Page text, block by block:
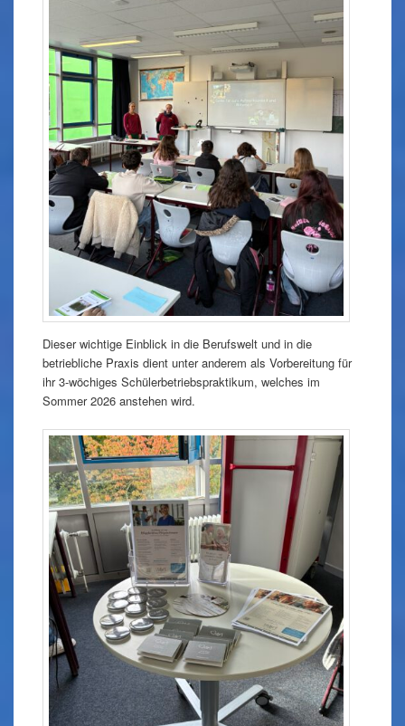
Dieser wichtige Einblick in die Berufswelt und in die
betriebliche Praxis dient unter anderem als Vorbereitung für
ihr 3-wöchiges Schülerbetriebspraktikum, welches im
Sommer 2026 anstehen wird.